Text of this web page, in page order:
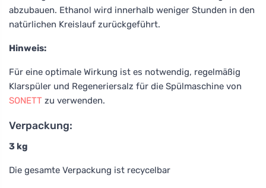
abzubauen. Ethanol wird innerhalb weniger Stunden in den
natürlichen Kreislauf zurückgeführt.
Hinweis:
Für eine optimale Wirkung ist es notwendig, regelmäßig
Klarspüler und Regeneriersalz für die Spülmaschine von
SONETT zu verwenden.
Verpackung:
3 kg
Die gesamte Verpackung ist recycelbar